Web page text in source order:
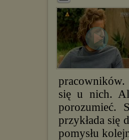
pracowników.
się u nich.
porozumieć.
przykłada się
pomysłu